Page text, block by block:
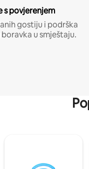
s povjerenjem
gostiju i podrška
u smještaju.